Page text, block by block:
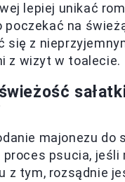
lepiej unikać
poczekać na
się z
z wizyt w toalecie.
majonezu do
proces psucia, jeśli
z tym, rozsądnie